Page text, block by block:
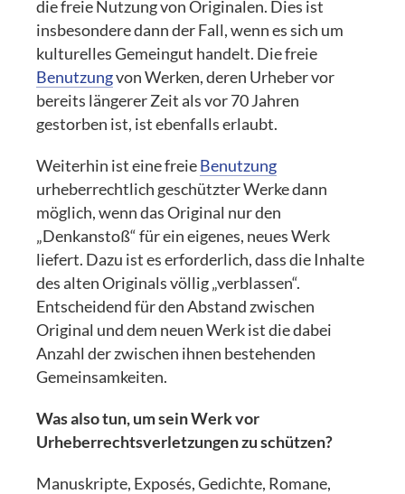
die freie Nutzung von Originalen. Dies ist
insbesondere dann der Fall, wenn es sich um
kulturelles Gemeingut handelt. Die freie
Benutzungvon Werken, deren Urheber vor
bereits längerer Zeit als vor 70 Jahren
gestorben ist, ist ebenfalls erlaubt.
Weiterhin ist eine freieBenutzung
urheberrechtlich geschützter Werke dann
möglich, wenn das Original nur den
„Denkanstoß“ für ein eigenes, neues Werk
liefert. Dazu ist es erforderlich, dass die Inhalte
des alten Originals völlig „verblassen“.
Entscheidend für den Abstand zwischen
Original und dem neuen Werk ist die dabei
Anzahl der zwischen ihnen bestehenden
Gemeinsamkeiten.
Was also tun, um sein Werk vor
Urheberrechtsverletzungen zu schützen?
Manuskripte, Exposés, Gedichte, Romane,